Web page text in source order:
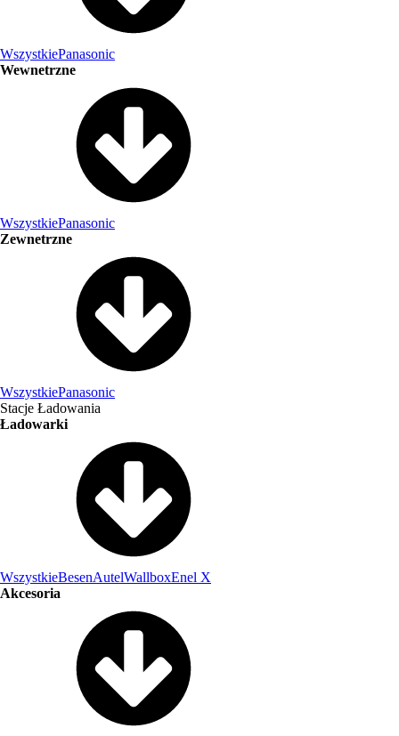
WszystkiePanasonic
Wewnetrzne
WszystkiePanasonic
Zewnetrzne
WszystkiePanasonic
Stacje Ładowania
Ładowarki
WszystkieBesenAutelWallboxEnel X
Akcesoria